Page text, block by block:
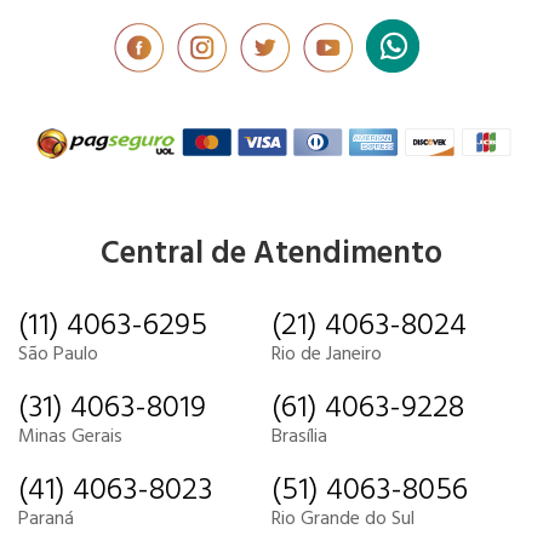
Central de Atendimento
(11) 4063-6295
São Paulo
(21) 4063-8024
Rio de Janeiro
(31) 4063-8019
Minas Gerais
(61) 4063-9228
Brasília
(41) 4063-8023
Paraná
(51) 4063-8056
Rio Grande do Sul